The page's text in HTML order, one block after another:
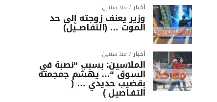
أخبار منذ سنتين
وزير يعنف زوجته إلى حد
الموت … (التفاصــيل)
أخبار منذ سنتين
الملاسين: بسبب “نصبة في
السوق “… يهشّم جمجمته
بقضيب حديدي … (
التفـاصيل )